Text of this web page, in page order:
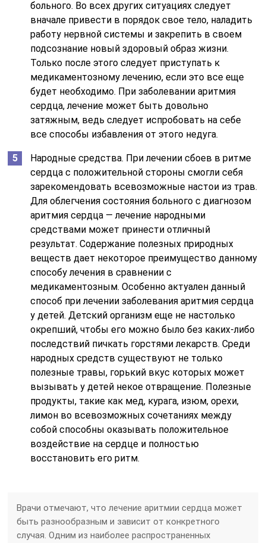
больного. Во всех других ситуациях следует
вначале привести в порядок свое тело, наладить
работу нервной системы и закрепить в своем
подсознание новый здоровый образ жизни.
Только после этого следует приступать к
медикаментозному лечению, если это все еще
будет необходимо. При заболевании аритмия
сердца, лечение может быть довольно
затяжным, ведь следует испробовать на себе
все способы избавления от этого недуга.
Народные средства. При лечении сбоев в ритме
сердца с положительной стороны смогли себя
зарекомендовать всевозможные настои из трав.
Для облегчения состояния больного с диагнозом
аритмия сердца — лечение народными
средствами может принести отличный
результат. Содержание полезных природных
веществ дает некоторое преимущество данному
способу лечения в сравнении с
медикаментозным. Особенно актуален данный
способ при лечении заболевания аритмия сердца
у детей. Детский организм еще не настолько
окрепший, чтобы его можно было без каких-либо
последствий пичкать горстями лекарств. Среди
народных средств существуют не только
полезные травы, горький вкус которых может
вызывать у детей некое отвращение. Полезные
продукты, такие как мед, курага, изюм, орехи,
лимон во всевозможных сочетаниях между
собой способны оказывать положительное
воздействие на сердце и полностью
восстановить его ритм.
Врачи отмечают, что лечение аритмии сердца может
быть разнообразным и зависит от конкретного
случая. Одним из наиболее распространенных